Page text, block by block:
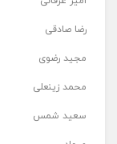
رضا صادقی
مجید رضوی
محمد زینعلی
سعید شمس